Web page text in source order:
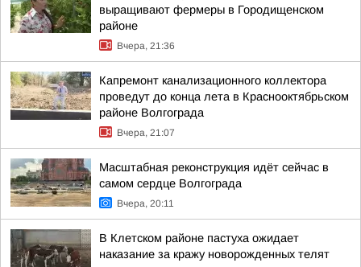
выращивают фермеры в Городищенском
районе
Вчера, 21:36
Капремонт канализационного коллектора
проведут до конца лета в Краснооктябрьском
районе Волгограда
Вчера, 21:07
Масштабная реконструкция идёт сейчас в
самом сердце Волгограда
Вчера, 20:11
В Клетском районе пастуха ожидает
наказание за кражу новорожденных телят